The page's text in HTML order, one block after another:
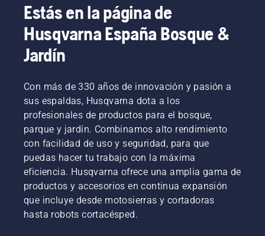
Estás en la página de
Husqvarna España Bosque &
Jardín
Con más de 330 años de innovación y pasión a
sus espaldas, Husqvarna dota a los
profesionales de productos para el bosque,
parque y jardín. Combinamos alto rendimiento
con facilidad de uso y seguridad, para que
puedas hacer tu trabajo con la máxima
eficiencia. Husqvarna ofrece una amplia gama de
productos y accesorios en continua expansión
que incluye desde motosierras y cortadoras
hasta robots cortacésped.